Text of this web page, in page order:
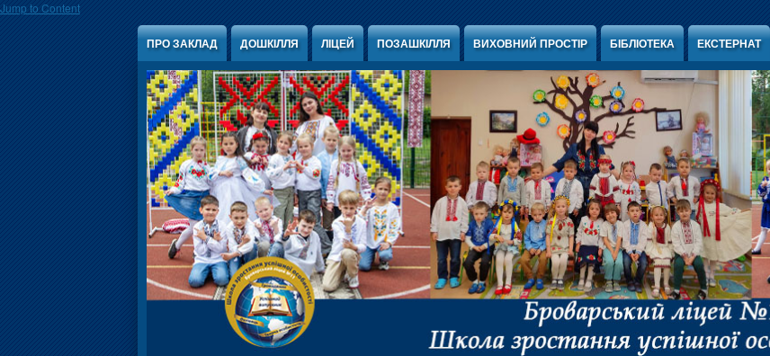
Jump to Content
ПРО ЗАКЛАД ДОШКІЛЛЯ ЛІЦЕЙ ПОЗАШКІЛЛЯ ВИХОВНИЙ ПРОСТІР БІБЛІОТЕКА ЕКСТЕРНАТ